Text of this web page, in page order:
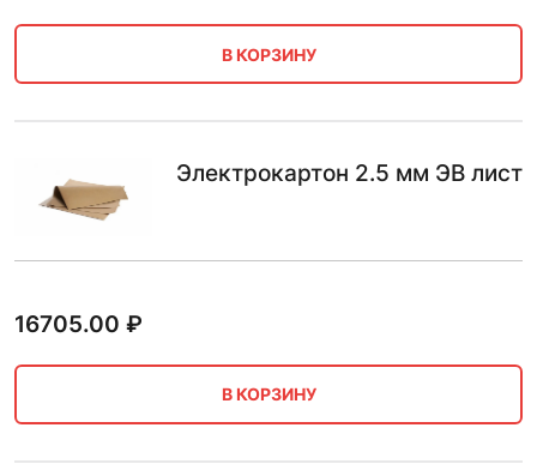
В КОРЗИНУ
Электрокартон 2.5 мм ЭВ лист
16705.00 ₽
В КОРЗИНУ